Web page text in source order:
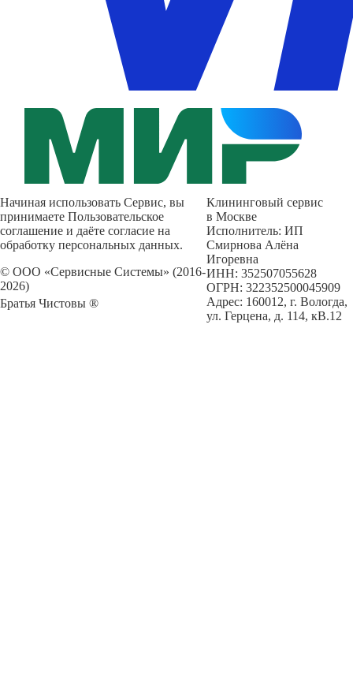
Начиная использовать Сервис, вы
принимаете Пользовательское
соглашение и даёте согласие на
обработку персональных данных.
© ООО «Сервисные Системы» (2016-
2026)
Братья Чистовы ®
Клининговый сервис
в Москве
Исполнитель: ИП
Смирнова Алёна
Игоревна
ИНН: 352507055628
ОГРН: 322352500045909
Адрес: 160012, г. Вологда,
ул. Герцена, д. 114, кВ.12